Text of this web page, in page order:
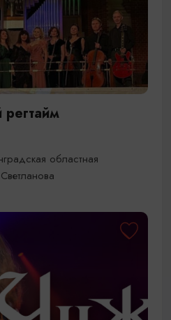
областная